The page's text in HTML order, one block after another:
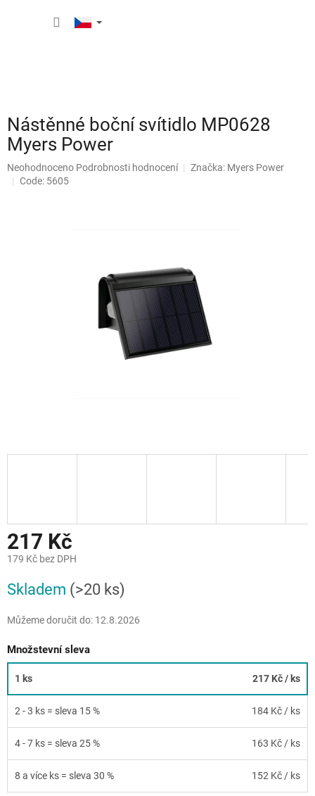
Nástěnné boční svítidlo MP0628
Myers Power
Průměrné
hodnocení
Neohodnoceno Podrobnosti hodnocení Značka: Myers Power
Code: 5605
217 Kč
179 Kč bez DPH
cena:
Skladem (>20 ks)
Můžeme doručit do: 12.8.2026
Množstevní sleva
1 ks 217 Kč/ ks
2 - 3 ks = sleva 15 % 184 Kč / ks
4 - 7 ks = sleva 25 % 163 Kč / ks
8 a více ks = sleva 30 % 152 Kč / ks